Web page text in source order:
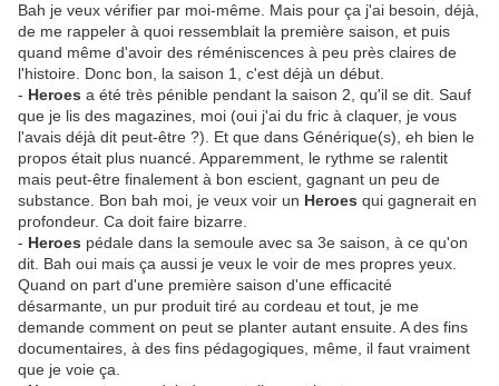
Bah je veux vérifier par moi-même. Mais pour ça j'ai besoin, déjà,
de me rappeler à quoi ressemblait la première saison, et puis
quand même d'avoir des réméniscences à peu près claires de
l'histoire. Donc bon, la saison 1, c'est déjà un début.
- Heroes a été très pénible pendant la saison 2, qu'il se dit. Sauf
que je lis des magazines, moi (oui j'ai du fric à claquer, je vous
l'avais déjà dit peut-être ?). Et que dans Générique(s), eh bien le
propos était plus nuancé. Apparemment, le rythme se ralentit
mais peut-être finalement à bon escient, gagnant un peu de
substance. Bon bah moi, je veux voir un Heroes qui gagnerait en
profondeur. Ca doit faire bizarre.
- Heroes pédale dans la semoule avec sa 3e saison, à ce qu'on
dit. Bah oui mais ça aussi je veux le voir de mes propres yeux.
Quand on part d'une première saison d'une efficacité
désarmante, un pur produit tiré au cordeau et tout, je me
demande comment on peut se planter autant ensuite. A des fins
documentaires, à des fins pédagogiques, même, il faut vraiment
que je voie ça.